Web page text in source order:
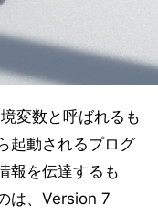
変数と呼ばれるも
起動されるプログ
報を伝達するも
は、Version 7